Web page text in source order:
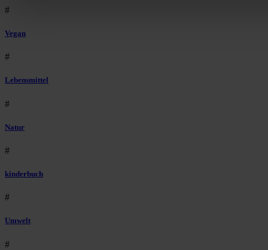
#
Vegan
#
Lebensmittel
#
Natur
#
kinderbuch
#
Umwelt
#